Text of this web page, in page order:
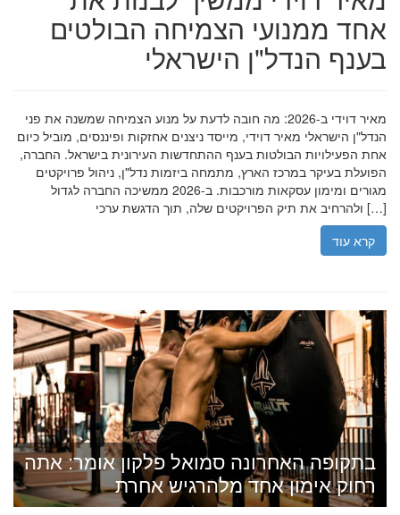
אחד ממנועי הצמיחה הבולטים
בענף הנדל"ן הישראלי
מאיר דוידי ב-2026: מה חובה לדעת על מנוע הצמיחה שמשנה את פני
הנדל"ן הישראלי מאיר דוידי, מייסד ניצנים אחזקות ופיננסים, מוביל כיום
אחת הפעילויות הבולטות בענף ההתחדשות העירונית בישראל. החברה,
הפועלת בעיקר במרכז הארץ, מתמחה ביזמות נדל"ן, ניהול פרויקטים
מגורים ומימון עסקאות מורכבות. ב-2026 ממשיכה החברה לגדול
ולהרחיב את תיק הפרויקטים שלה, תוך הדגשת ערכי […]
קרא עוד
בתקופה האחרונה סמואל פלקון אומר: אתה
רחוק אימון אחד מלהרגיש אחרת